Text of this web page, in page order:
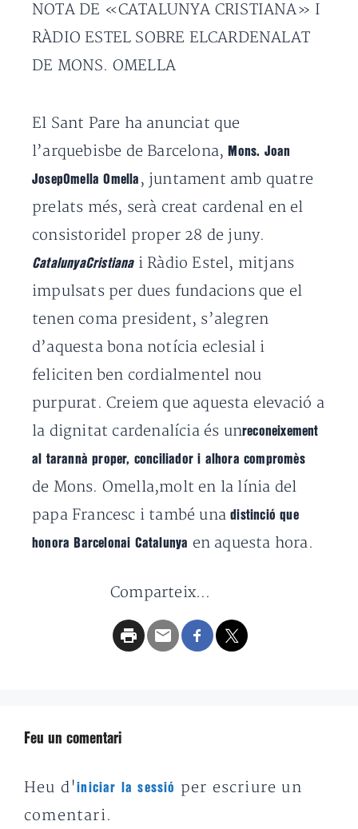
NOTA DE «CATALUNYA CRISTIANA» I
RÀDIO ESTEL SOBRE ELCARDENALAT
DE MONS. OMELLA
El Sant Pare ha anunciat que
l’arquebisbe de Barcelona,Mons. Joan
JosepOmella Omella , juntament amb quatre
prelats més, serà creat cardenal en el
consistoridel proper 28 de juny.
CatalunyaCristianai Ràdio Estel, mitjans
impulsats per dues fundacions que el
tenen coma president, s’alegren
d’aquesta bona notícia eclesial i
feliciten ben cordialmentel nou
purpurat. Creiem que aquesta elevació a
la dignitat cardenalícia és unreconeixement
al tarannà proper, conciliador i alhora compromès
de Mons. Omella,molt en la línia del
papa Francesc i també unadistinció que
honora Barcelonai Catalunya en aquesta hora.
Comparteix...
Feu un comentari
Heu d'iniciar la sessió
per escriure un
comentari.